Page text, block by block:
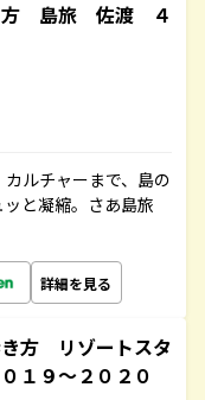
方 島旅 佐渡 ４
ルチャーまで、島の
と凝縮。さあ島旅
詳細を見る
方 リゾートスタ
９～２０２０